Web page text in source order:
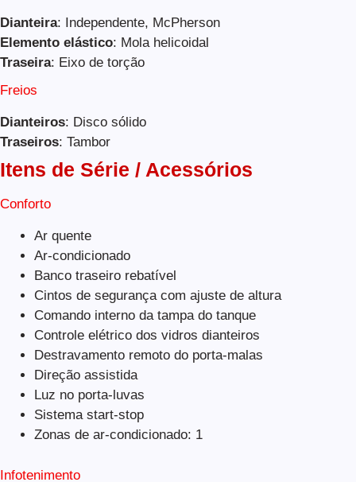
Dianteira: Independente, McPherson
Elemento elástico: Mola helicoidal
Traseira: Eixo de torção
Freios
Dianteiros: Disco sólido
Traseiros: Tambor
Itens de Série / Acessórios
Conforto
Ar quente
Ar-condicionado
Banco traseiro rebatível
Cintos de segurança com ajuste de altura
Comando interno da tampa do tanque
Controle elétrico dos vidros dianteiros
Destravamento remoto do porta-malas
Direção assistida
Luz no porta-luvas
Sistema start-stop
Zonas de ar-condicionado: 1
Infotenimento